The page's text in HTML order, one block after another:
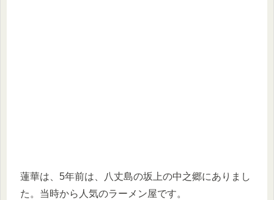
蓮華は、5年前は、八丈島の坂上の中之郷にありまし
た。当時から人気のラーメン屋です。